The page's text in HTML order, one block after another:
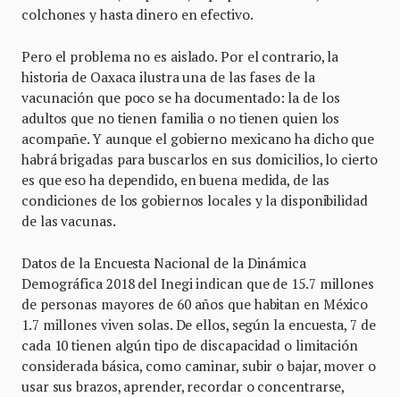
colchones y hasta dinero en efectivo.
Pero el problema no es aislado. Por el contrario, la
historia de Oaxaca ilustra una de las fases de la
vacunación que poco se ha documentado: la de los
adultos que no tienen familia o no tienen quien los
acompañe. Y aunque el gobierno mexicano ha dicho que
habrá brigadas para buscarlos en sus domicilios, lo cierto
es que eso ha dependido, en buena medida, de las
condiciones de los gobiernos locales y la disponibilidad
de las vacunas.
Datos de la Encuesta Nacional de la Dinámica
Demográfica 2018 del Inegi indican que de 15.7 millones
de personas mayores de 60 años que habitan en México
1.7 millones viven solas. De ellos, según la encuesta, 7 de
cada 10 tienen algún tipo de discapacidad o limitación
considerada básica, como caminar, subir o bajar, mover o
usar sus brazos, aprender, recordar o concentrarse,